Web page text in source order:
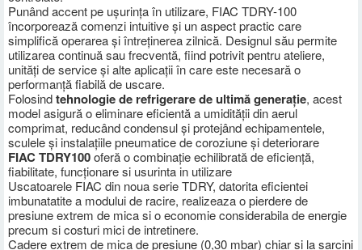
Punând accent pe ușurința în utilizare, FIAC TDRY-100
încorporează comenzi intuitive și un aspect practic care
simplifică operarea și întreținerea zilnică. Designul său permite
utilizarea continuă sau frecventă, fiind potrivit pentru ateliere,
unități de service și alte aplicații în care este necesară o
performanță fiabilă de uscare.
Folosindtehnologie de refrigerare de ultimă generație, acest
model asigură o eliminare eficientă a umidității din aerul
comprimat, reducând condensul și protejând echipamentele,
sculele și instalațiile pneumatice de coroziune și deteriorare
FIAC TDRY100oferă o combinație echilibrată de eficiență,
fiabilitate, funcționare si usurinta in utilizare
Uscatoarele FIAC din noua serie TDRY, datorita eficientei
imbunatatite a modului de racire, realizeaza o pierdere de
presiune extrem de mica si o economie considerabila de energie
precum si costuri mici de intretinere.
Cadere extrem de mica de presiune (0,30 mbar) chiar si la sarcini